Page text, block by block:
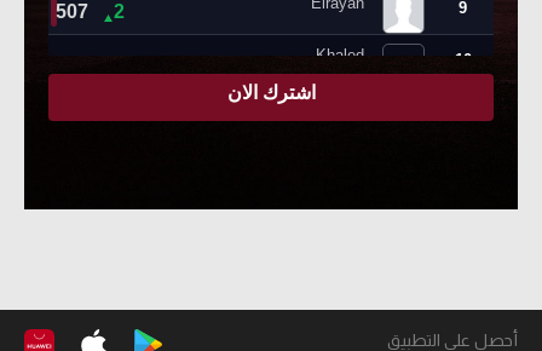
أحصل على التطبيق